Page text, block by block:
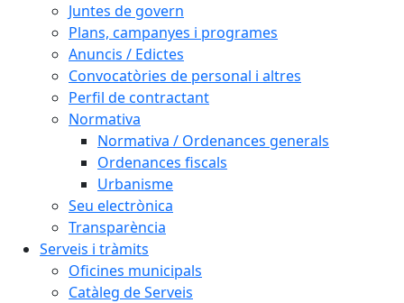
Juntes de govern
Plans, campanyes i programes
Anuncis / Edictes
Convocatòries de personal i altres
Perfil de contractant
Normativa
Normativa / Ordenances generals
Ordenances fiscals
Urbanisme
Seu electrònica
Transparència
Serveis i tràmits
Oficines municipals
Catàleg de Serveis